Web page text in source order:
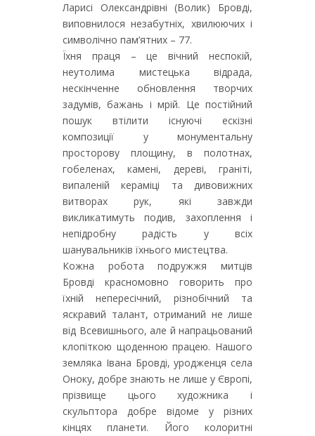
Ларисі Олександрівні (Волик) Бровді,
виповнилося незабутніх, хвилюючих і
символічно пам’ятних – 77.
Їхня праця – це вічний неспокій,
неутолима мистецька відрада,
нескінченне обновлення творчих
задумів, бажань і мрій. Це постійний
пошук втілити існуючі ескізні
композиції у монументальну
просторову площину, в полотнах,
гобеленах, камені, дереві, граніті,
випаленій кераміці та дивовижних
витворах рук, які завжди
викликатимуть подив, захоплення і
непідробну радість у всіх
шанувальників їхнього мистецтва.
Кожна робота подружжя митців
Бровді красномовно говорить про
їхній непересічний, різнобічний та
яскравий талант, отриманий не лише
від Всевишнього, але й напрацьований
клопіткою щоденною працею. Нашого
земляка Івана Бровді, уродженця села
Оноку, добре знають не лише у Європі,
прізвище цього художника і
скульптора добре відоме у різних
кінцях планети. Його колоритні